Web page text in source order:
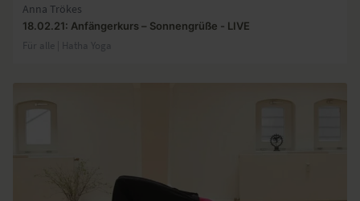
Anna Trökes
18.02.21: Anfängerkurs – Sonnengrüße - LIVE
Für alle | Hatha Yoga